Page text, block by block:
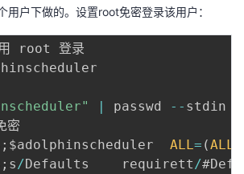
用户下做的。设置root免密登录该用户：
用 root 登录
| passwd -- stdin
密
; $adolphinscheduler ALL= (ALL
; s/Defaults    requirett/